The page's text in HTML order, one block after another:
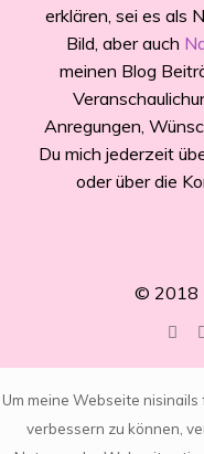
erklären, sei es als
Bild, aber auch
meinen Blog
Anregungen,
Du mich jederzeit
oder über die
© 2018
Um meine Webseite
verbessern zu können,